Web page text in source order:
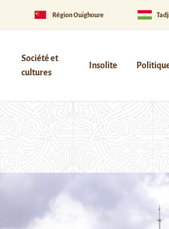
Région Ouïghoure
Société et
cultures
Insolite